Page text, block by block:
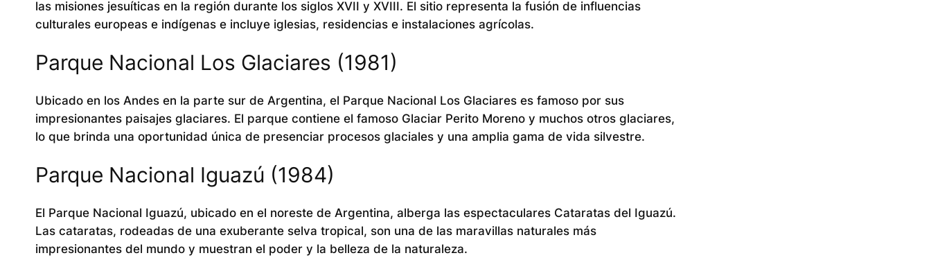
las misiones jesuíticas en la región durante los siglos XVII y XVIII. El sitio representa la fusión de influencias
culturales europeas e indígenas e incluye iglesias, residencias e instalaciones agrícolas.
Parque Nacional Los Glaciares (1981)
Ubicado en los Andes en la parte sur de Argentina, el Parque Nacional Los Glaciares es famoso por sus
impresionantes paisajes glaciares. El parque contiene el famoso Glaciar Perito Moreno y muchos otros glaciares,
lo que brinda una oportunidad única de presenciar procesos glaciales y una amplia gama de vida silvestre.
Parque Nacional Iguazú (1984)
El Parque Nacional Iguazú, ubicado en el noreste de Argentina, alberga las espectaculares Cataratas del Iguazú.
Las cataratas, rodeadas de una exuberante selva tropical, son una de las maravillas naturales más
impresionantes del mundo y muestran el poder y la belleza de la naturaleza.